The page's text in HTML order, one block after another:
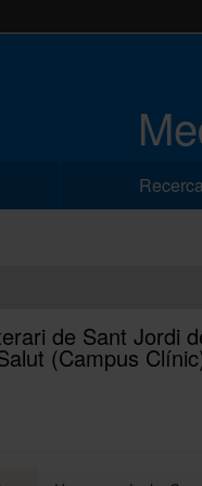
de Sant Jordi
(Campus